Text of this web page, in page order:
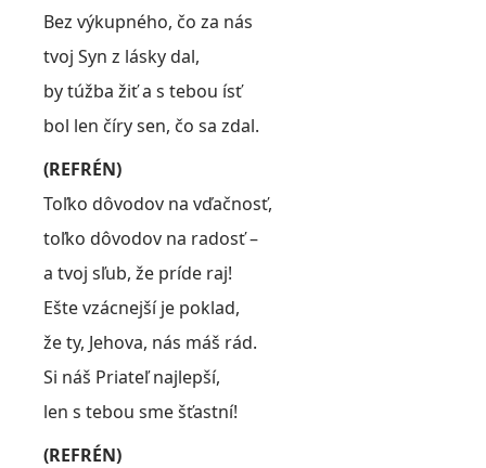
Bez výkupného, čo za nás
tvoj Syn z lásky dal,
by túžba žiť a s tebou ísť
bol len číry sen, čo sa zdal.
(REFRÉN)
Toľko dôvodov na vďačnosť,
toľko dôvodov na radosť –
a tvoj sľub, že príde raj!
Ešte vzácnejší je poklad,
že ty, Jehova, nás máš rád.
Si náš Priateľ najlepší,
len s tebou sme šťastní!
(REFRÉN)